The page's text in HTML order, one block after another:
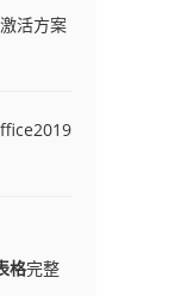
活方案
格完整